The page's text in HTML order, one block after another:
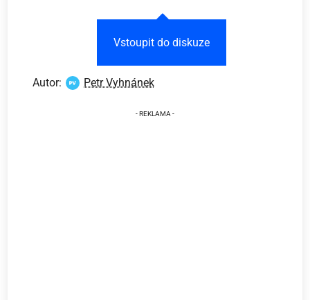
Vstoupit do diskuze
Autor: Petr Vyhnánek